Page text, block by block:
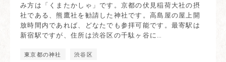
東京都の神社 渋谷区
み方は「くまたかしゃ」です。京都の伏見稲荷大社の摂
社である、熊鷹社を勧請した神社です。高島屋の屋上開
放時間内であれば、どなたでも参拝可能です。最寄駅は
新宿駅ですが、住所は渋谷区の千駄ヶ谷に…